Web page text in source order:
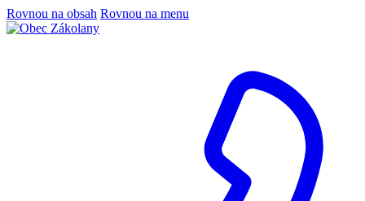
Rovnou na obsah Rovnou na menu